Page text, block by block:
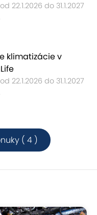
22.1.2026 do 31.1.2027
klimatizácie v
22.1.2026 do 31.1.2027
( 4 )